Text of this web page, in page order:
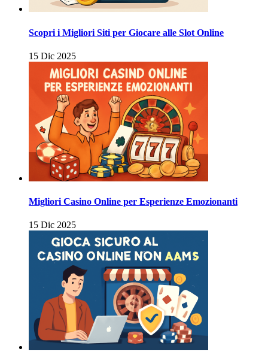
Scopri i Migliori Siti per Giocare alle Slot Online
15 Dic 2025
Migliori Casino Online per Esperienze Emozionanti
15 Dic 2025